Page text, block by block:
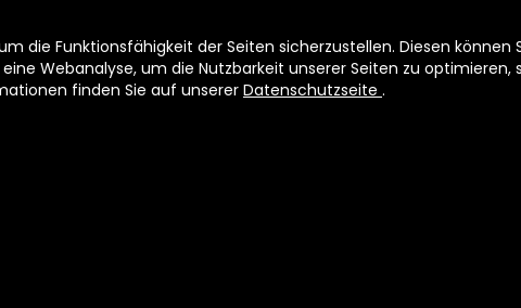
room to them.
and Design
work is
die Funktionsfähigkeit der Seiten sicherzustellen. Diesen
Webanalyse, um die Nutzbarkeit unserer Seiten zu optimieren,
finden Sie auf unserer Datenschutzseite .